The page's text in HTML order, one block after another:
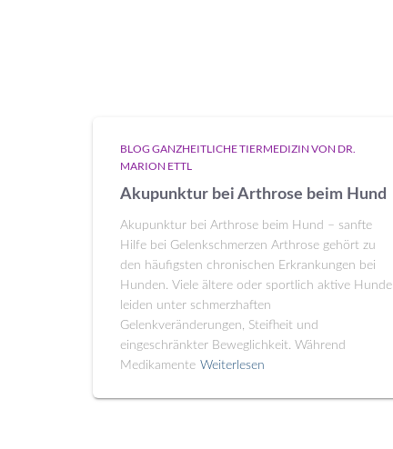
BLOG GANZHEITLICHE TIERMEDIZIN VON DR.
MARION ETTL
Akupunktur bei Arthrose beim Hund
Akupunktur bei Arthrose beim Hund – sanfte
Hilfe bei Gelenkschmerzen Arthrose gehört zu
den häufigsten chronischen Erkrankungen bei
Hunden. Viele ältere oder sportlich aktive Hunde
leiden unter schmerzhaften
Gelenkveränderungen, Steifheit und
eingeschränkter Beweglichkeit. Während
Medikamente Weiterlesen